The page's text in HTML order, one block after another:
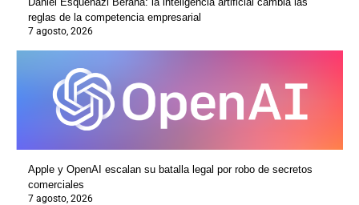
reglas de la competencia empresarial
7 agosto, 2026
Apple y OpenAI escalan su batalla legal por robo de secretos
comerciales
7 agosto, 2026